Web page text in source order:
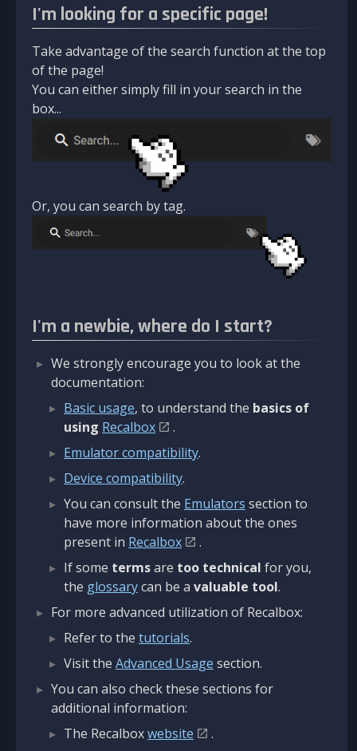
I'm looking for a specific page!
Take advantage of the search function at the top
of the page!
You can either simply fill in your search in the
box...
Or, you can search by tag.
I'm a newbie, where do I start?
We strongly encourage you to look at the
documentation:
Basic usage, to understand the basics of
using Recalbox
.
Emulator compatibility.
Device compatibility.
You can consult the Emulators section to
have more information about the ones
present in Recalbox
.
If some termsare too technical for you,
the glossarycan be a valuable tool.
For more advanced utilization of Recalbox:
Refer to the tutorials.
Visit the Advanced Usage section.
You can also check these sections for
additional information:
The Recalboxwebsite
.